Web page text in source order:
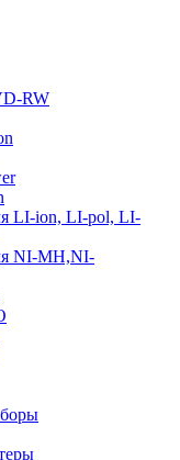
RW
LI-ion, LI-pol, LI-
NI-MH,NI-